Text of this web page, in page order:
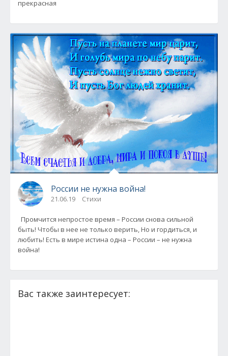
прекрасная
России не нужна война!
21.06.19 Стихи
быть! Чтобы в нее не только верить, Но и гордиться, и
любить! Есть в мире истина одна – России – не нужна
война!
Вас также заинтересует: